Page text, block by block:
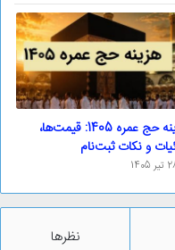
هزینه حج عمره 1405: قیمت‌ها،
و نکات ثبت‌نام
1405
نظرها